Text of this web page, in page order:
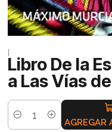
Libro De la
a Las Vías
Cantidad AGREGAR